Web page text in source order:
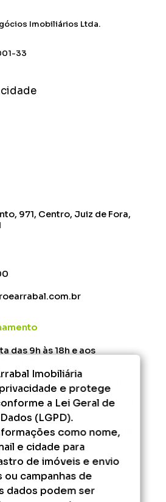
Imobiliários Ltda.
33
971, Centro, Juiz de Fora,
das 9h às 18h e aos
- Segunda à Sexta
consulte os serviços que
Imobiliária
e protege
a Lei Geral de
(LGPD).
como nome,
e cidade para
de imóveis e envio
campanhas de
dados podem ser